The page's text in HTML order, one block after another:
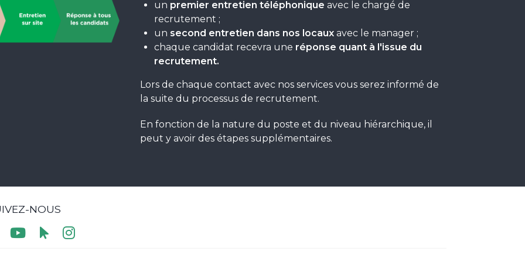
un premier entretien téléphonique avec le chargé de
recrutement ;
un second entretien dans nos locaux avec le manager ;
chaque candidat recevra une réponse quant à l'issue du
recrutement.
Lors de chaque contact avec nos services vous serez informé de
la suite du processus de recrutement.
En fonction de la nature du poste et du niveau hiérarchique, il
peut y avoir des étapes supplémentaires.
NOUS